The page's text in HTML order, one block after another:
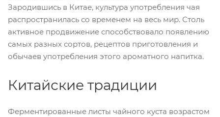
Зародившись в Китае, культура употребления чая
распространилась со временем на весь мир. Столь
активное продвижение способствовало появлению
самых разных сортов, рецептов приготовления и
обычаев употребления этого ароматного напитка.
Китайские традиции
Ферментированные листы чайного куста возрастом